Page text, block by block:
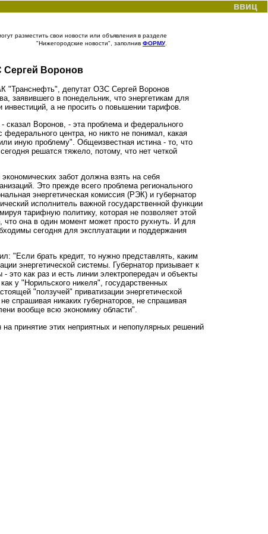
ввиц
разместить свои новости или объявления в разделе
"Нижегородские новости", заполнив ФОРМУ.
Сергей Воронов
"Транснефть", депутат ОЗС Сергей Воронов
заявившего в понедельник, что энергетикам для
инвестиций, а не просить о повышении тарифов.
сказал Воронов, - эта проблема и федерального
центра, но никто не понимал, какая
иную проблему". Общеизвестная истина - то, что
решатся тяжело, потому, что нет четкой
забот должна взять на себя
Это прежде всего проблема регионального
энергетическая комиссия (РЭК) и губернатор
исполнитель важной государственной функции
тарифную политику, которая не позволяет этой
что она в один момент может просто рухнуть. И для
сегодня для эксплуатации и поддержания
"Если брать кредит, то нужно представлять, каким
энергетической системы. Губернатор призывает к
как раз и есть линии электропередач и объекты
у "Норильского никеля", государственных
"ползучей" приватизации энергетической
спрашивая никаких губернаторов, не спрашивая
вообще всю экономику области".
принятие этих неприятных и непопулярных решений